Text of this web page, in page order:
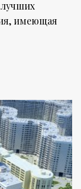
имеющая